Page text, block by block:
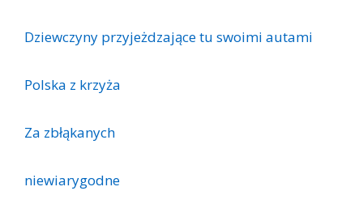
Dziewczyny przyjeżdzające tu swoimi autami
Polska z krzyża
Za zbłąkanych
niewiarygodne